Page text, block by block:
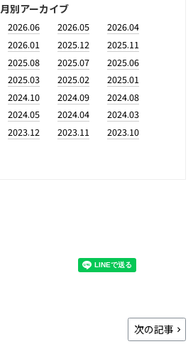
月別アーカイブ
2026.06 2026.05
2026.04
2026.01 2025.12
2025.11
2025.08 2025.07
2025.06
2025.03 2025.02
2025.01
2024.10 2024.09
2024.08
2024.05 2024.04
2024.03
2023.12 2023.11
2023.10
次の記事